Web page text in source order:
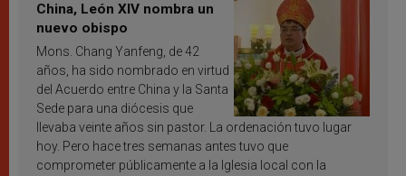
China, León XIV nombra un
nuevo obispo
Mons. Chang Yanfeng, de 42
años, ha sido nombrado en virtud
del Acuerdo entre China y la Santa
Sede para una diócesis que
llevaba veinte años sin pastor. La ordenación tuvo lugar
hoy. Pero hace tres semanas antes tuvo que
comprometer públicamente a la Iglesia local con la